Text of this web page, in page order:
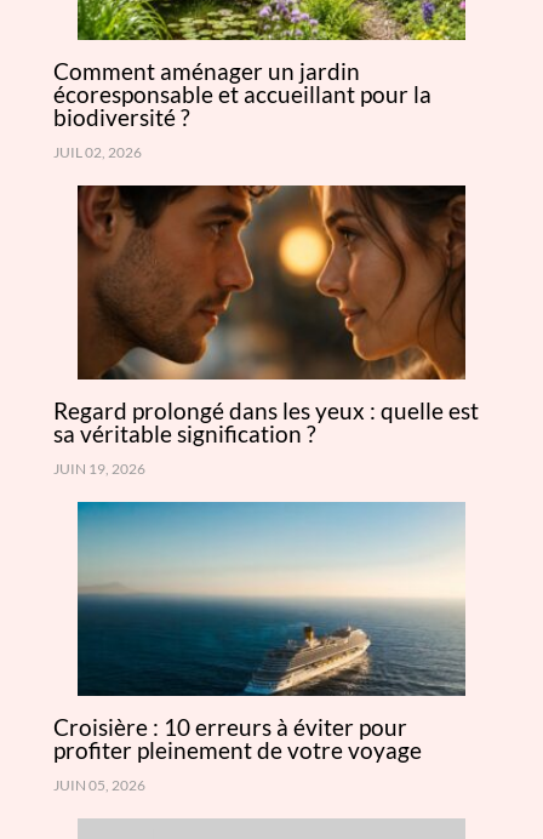
Comment aménager un jardin
écoresponsable et accueillant pour la
biodiversité ?
JUIL 02, 2026
Regard prolongé dans les yeux : quelle est
sa véritable signification ?
JUIN 19, 2026
Croisière : 10 erreurs à éviter pour
profiter pleinement de votre voyage
JUIN 05, 2026